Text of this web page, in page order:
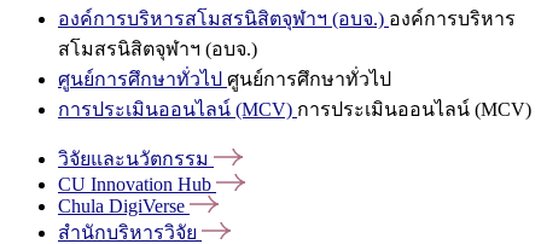
องค์การบริหารสโมสรนิสิตจุฬาฯ (อบจ.) องค์การบริหาร
สโมสรนิสิตจุฬาฯ (อบจ.)
ศูนย์การศึกษาทั่วไป ศูนย์การศึกษาทั่วไป
การประเมินออนไลน์ (MCV) การประเมินออนไลน์ (MCV)
วิจัยและนวัตกรรม
CU Innovation Hub
Chula DigiVerse
สำนักบริหารวิจัย